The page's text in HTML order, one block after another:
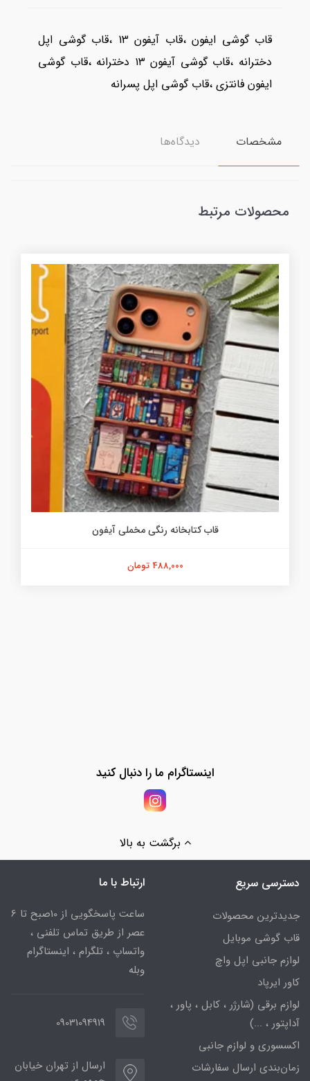
قاب گوشی ایفون ،قاب آیفون 13 ،قاب گوشی اپل
دخترانه ،قاب گوشی آیفون ۱۳ دخترانه ،قاب گوشی
ایفون فانتزی ،قاب گوشی اپل پسرانه
مشخصات دیدگاه‌ها
محصولات مرتبط
قاب کتابخانه رنگی مخملی آیفون
488,000 تومان
اینستاگرام ما را دنبال کنید
برگشت به بالا
دسترسی سریع
جدیدترین محصولات
قاب گوشی موبایل
لوازم جانبی اپل واچ
کاور ایرپاد
لوازم برقی (شارژر ، کابل ، پاور ،
آداپتور ، ...)
اکسسوری و لوازم جانبی
زمان‌بندی ارسال سفارشات
ارتباط با ما
ساعت پاسخگویی از 10صبح تا 6
عصر از طریق تماس تلفنی ،
واتساپ ، تلگرام ، اینستاگرام
وبله
09031094919
ارسال از تهران خیابان